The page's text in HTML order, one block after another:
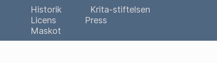
Historik
Krita-stiftelsen
Licens
Press
Maskot